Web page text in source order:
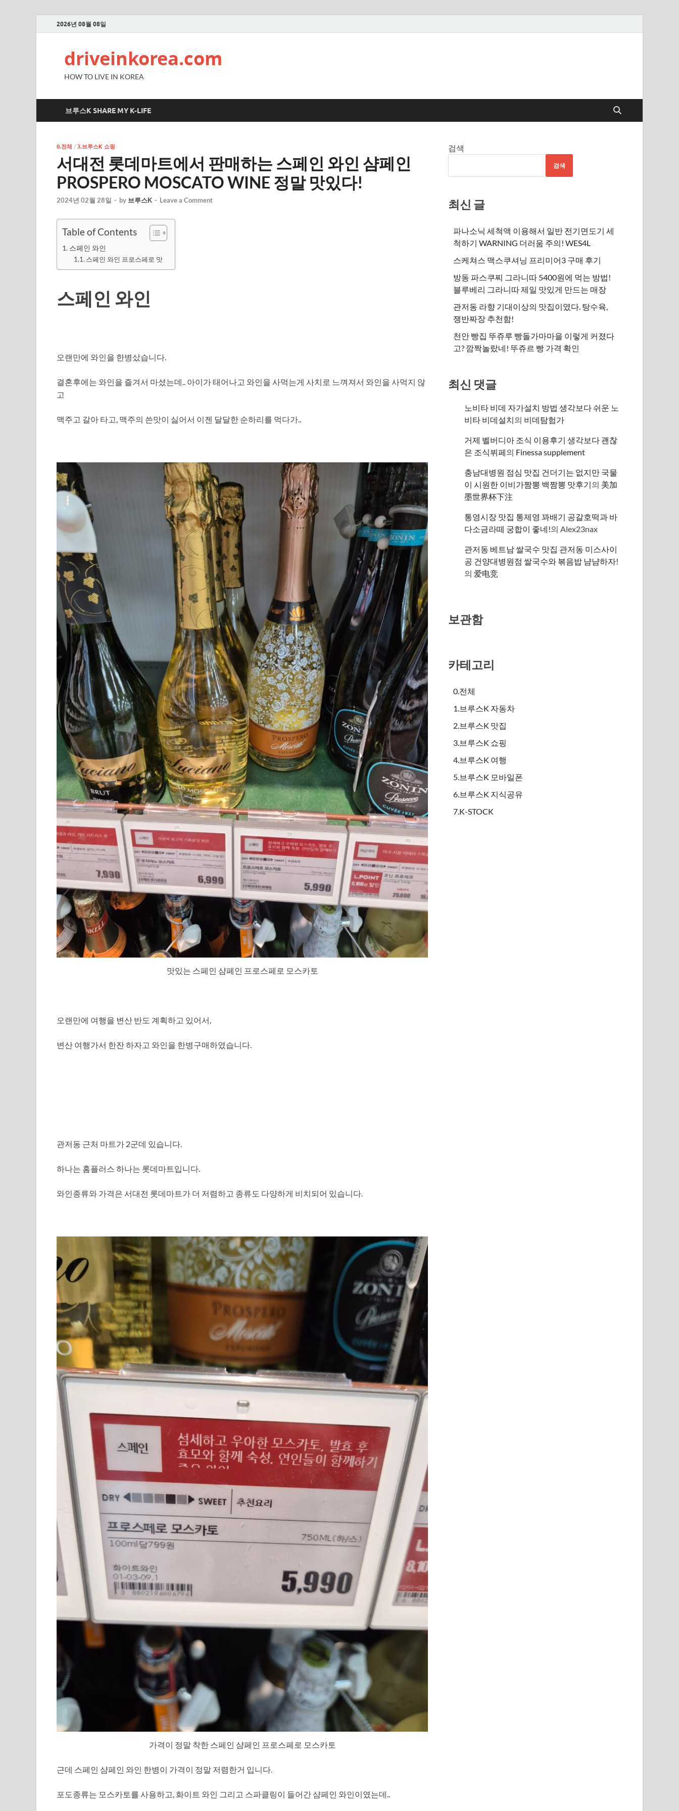
2026년 08월 08일
driveinkorea.com
HOW TO LIVE IN KOREA
브루스K SHARE MY K-LIFE
0.전체 / 3.브루스K 쇼핑
서대전 롯데마트에서 판매하는 스페인 와인 샴페인
PROSPERO MOSCATO WINE 정말 맛있다!
2024년 02월 28일 - by 브루스K - Leave a Comment
Table of Contents
스페인 와인
스페인 와인 프로스페로 맛
스페인 와인
오랜만에 와인을 한병샀습니다.
결혼후에는 와인을 즐겨서 마셨는데.. 아이가 태어나고 와인을 사먹는게 사치로 느껴져서 와인을 사먹지 않
고
맥주고 갈아 타고, 맥주의 쓴맛이 싫어서 이젠 달달한 순하리를 먹다가..
맛있는 스페인 샴페인 프로스페로 모스카토
오랜만에 여행을 변산 반도 계획하고 있어서,
변산 여행가서 한잔 하자고 와인을 한병구매하였습니다.
관저동 근처 마트가 2군데 있습니다.
하나는 홈플러스 하나는 롯데마트입니다.
와인종류와 가격은 서대전 롯데마트가 더 저렴하고 종류도 다양하게 비치되어 있습니다.
가격이 정말 착한 스페인 샴페인 프로스페로 모스카토
근데 스페인 샴페인 와인 한병이 가격이 정말 저렴한거 입니다.
포도종류는 모스카토를 사용하고, 화이트 와인 그리고 스파클링이 들어간 샴페인 와인이였는데..
검색
검색
최신 글
파나소닉 세척액 이용해서 일반 전기면도기 세
척하기 WARNING 더러움 주의! WES4L
스케쳐스 맥스쿠셔닝 프리미어3 구매 후기
방동 파스쿠찌 그라니따 5400원에 먹는 방법!
블루베리 그라니따 제일 맛있게 만드는 매장
관저동 라향 기대이상의 맛집이였다. 탕수육,
쟁반짜장 추천함!
천안 빵집 뚜쥬루 빵돌가마마을 이렇게 커졌다
고? 깜짝놀랐네! 뚜쥬르 빵 가격 확인
최신 댓글
노비타 비데 자가설치 방법 생각보다 쉬운 노
비타 비데설치의 비데탐험가
거제 벨버디아 조식 이용후기 생각보다 괜찮
은 조식뷔페의 ​Finessa supplement
충남대병원 점심 맛집 건더기는 없지만 국물
이 시원한 이비가짬뽕 백짬뽕 맛후기의 美加
墨世界杯下注
통영시장 맛집 통제영 꽈배기 공갈호떡과 바
다소금라떼 궁합이 좋네!의Alex23nax
관저동 베트남 쌀국수 맛집 관저동 미스사이
공 건양대병원점 쌀국수와 볶음밥 냠냠하자!
의 爱电竞
보관함
카테고리
0.전체
1.브루스K 자동차
2.브루스K 맛집
3.브루스K 쇼핑
4.브루스K 여행
5.브루스K 모바일폰
6.브루스K 지식공유
7.K-STOCK